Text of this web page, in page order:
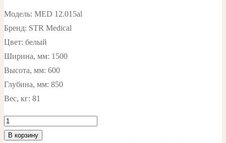
Модель: MED 12.015al
Бренд: STR Medical
Цвет: белый
Ширина, мм: 1500
Высота, мм: 600
Глубина, мм: 850
Вес, кг: 81
Количество
товара
В корзину